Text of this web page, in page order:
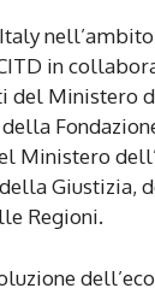
in
del Ministero
Ministero
Giustizia,
Regioni.